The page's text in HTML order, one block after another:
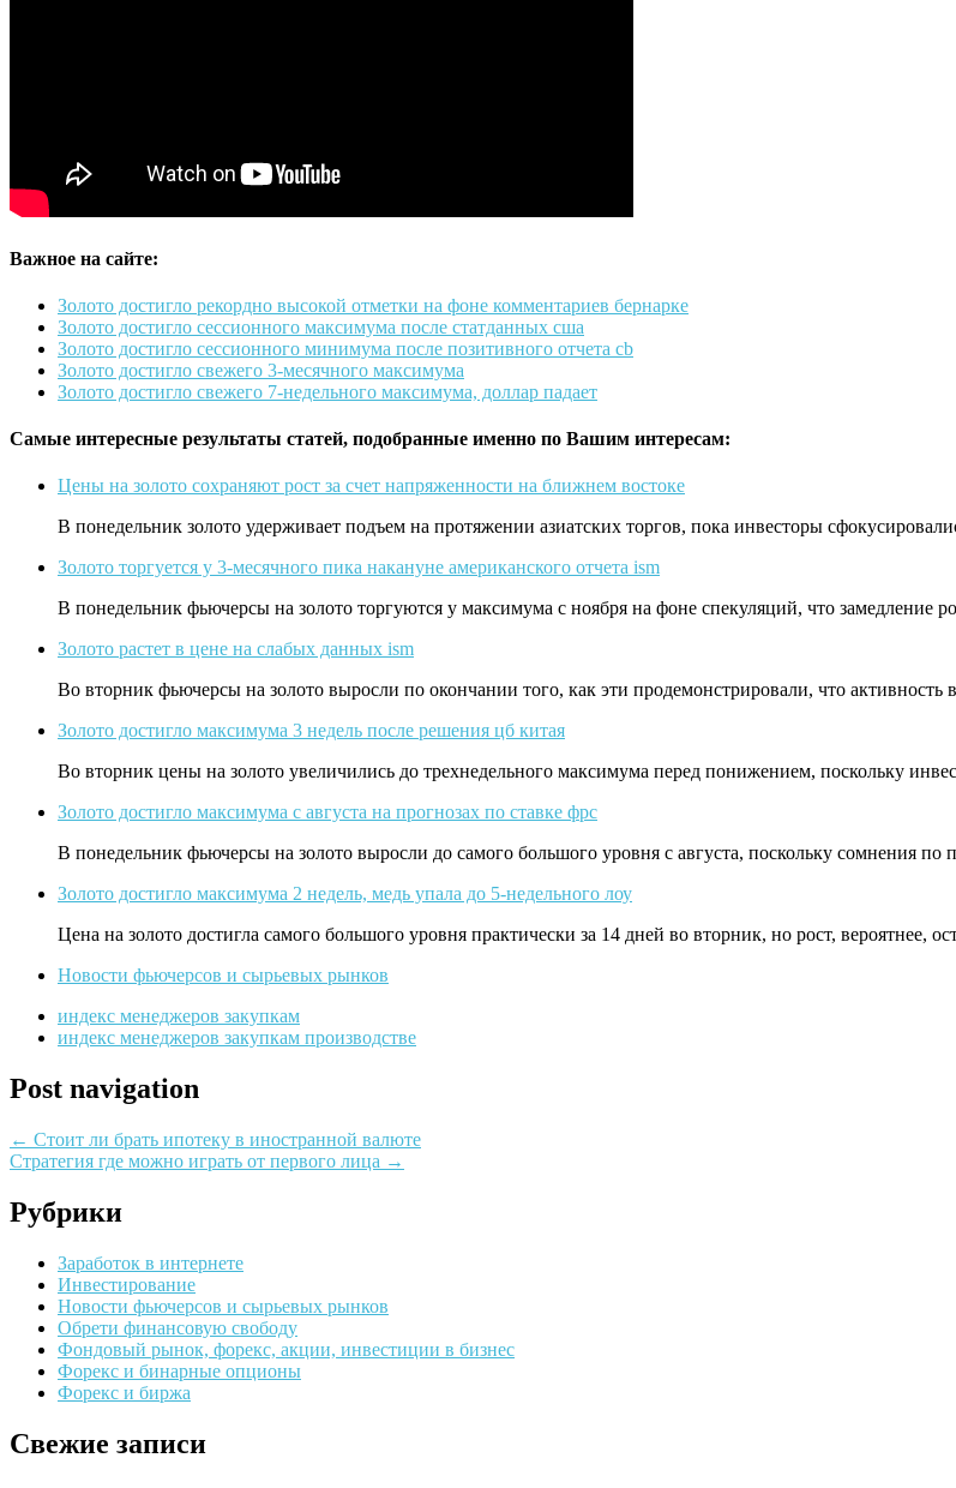
Важное на сайте:
Золото достигло рекордно высокой отметки на фоне комментариев бернарке
Золото достигло сессионного максимума после статданных сша
Золото достигло сессионного минимума после позитивного отчета cb
Золото достигло свежего 3-месячного максимума
Золото достигло свежего 7-недельного максимума, доллар падает
Самые интересные результаты статей, подобранные именно по Вашим интересам:
Цены на золото сохраняют рост за счет напряженности на ближнем востоке
В понедельник золото удерживает подъем на протяжении азиатских торгов, пока инвесторы
Золото торгуется у 3-месячного пика накануне американского отчета ism
В понедельник фьючерсы на золото торгуются у максимума с ноября на фоне спекуляций, что
Золото растет в цене на слабых данных ism
Во вторник фьючерсы на золото выросли по окончании того, как эти продемонстрировали, что
Золото достигло максимума 3 недель после решения цб китая
Во вторник цены на золото увеличились до трехнедельного максимума перед понижением, поскольку
Золото достигло максимума с августа на прогнозах по ставке фрс
В понедельник фьючерсы на золото выросли до самого большого уровня с августа, поскольку сомнения по
Золото достигло максимума 2 недель, медь упала до 5-недельного лоу
Цена на золото достигла самого большого уровня практически за 14 дней во вторник, но рост, вероятнее,
Новости фьючерсов и сырьевых рынков
индекс менеджеров закупкам
индекс менеджеров закупкам производстве
Post navigation
← Стоит ли брать ипотеку в иностранной валюте
Стратегия где можно играть от первого лица →
Рубрики
Заработок в интернете
Инвестирование
Новости фьючерсов и сырьевых рынков
Обрети финансовую свободу
Фондовый рынок, форекс, акции, инвестиции в бизнес
Форекс и бинарные опционы
Форекс и биржа
Свежие записи